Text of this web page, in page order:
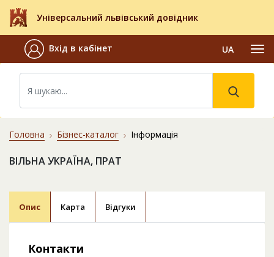
Універсальний львівський довідник
Вхід в кабінет UA
Головна Бізнес-каталог Інформація
ВІЛЬНА УКРАЇНА, ПРАТ
Опис Карта Відгуки
Контакти